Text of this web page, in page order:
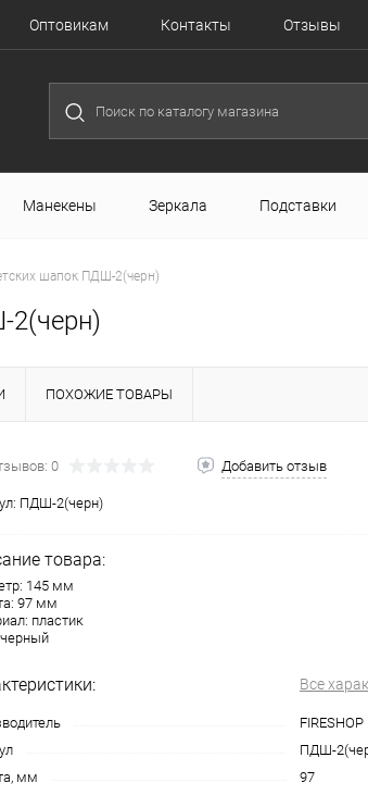
Оптовикам Контакты Отзывы
Манекены Зеркала Подставки
шапок ПДШ-2(черн)
2(черн)
ПОХОЖИЕ ТОВАРЫ
0 Добавить отзыв
ПДШ-2(черн)
товара:
145 мм
97 мм
пластик
Все
FIRESHOP
ПДШ-
мм
97